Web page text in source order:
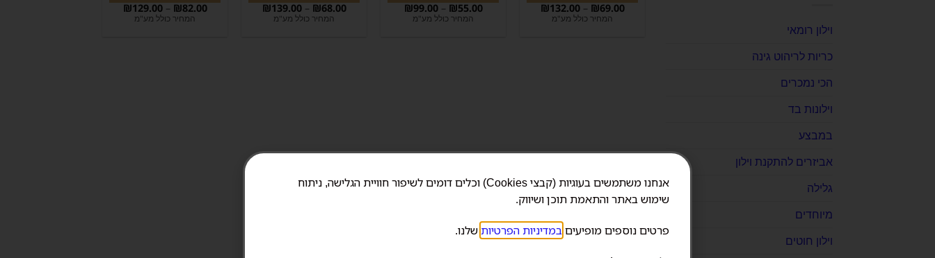
וילון רומאי
כריות לריהוט גינה
הכי נמכרים
וילונות בד
במבצע
אביזרים להתקנת וילון
גלילה
מיוחדים
וילון חוטים
₪69.00
–
₪132.00
המחיר כולל מע"מ
₪55.00
–
₪99.00
המחיר כולל מע"מ
₪68.00
–
₪139.00
המחיר כולל מע"מ
₪82.00
–
₪129.00
המחיר כולל מע"מ
אנחנו משתמשים בעוגיות (קבצי Cookies) וכלים דומים לשיפור חוויית הגלישה, ניתוח
שימוש באתר והתאמת תוכן ושיווק.
פרטים נוספים מופיעיםבמדיניות הפרטיות שלנו.